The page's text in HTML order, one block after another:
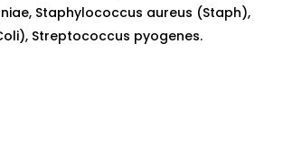
Staphylococcus aureus (Staph),
Streptococcus pyogenes.